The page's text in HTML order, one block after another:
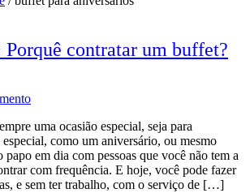
contratar um buffet?
uma ocasião especial, seja para
como um aniversário, ou mesmo
papo em dia com pessoas que você não tem a
com frequência. E hoje, você pode fazer
e sem ter trabalho, com o serviço de […]